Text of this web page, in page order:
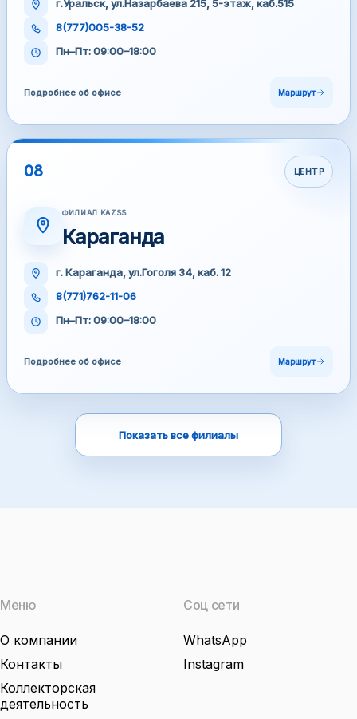
г.Уральск, ул.Назарбаева 215, 5-этаж, каб.515
8(777)005-38-52
Пн–Пт: 09:00–18:00
Подробнее об офисе Маршрут
08 ЦЕНТР
ФИЛИАЛ KAZSS
Караганда
г. Караганда, ул.Гоголя 34, каб. 12
8(771)762-11-06
Пн–Пт: 09:00–18:00
Подробнее об офисе Маршрут
Показать все филиалы
Соц сети
WhatsApp
Instagram
Меню
О компании
Контакты
Коллекторская
деятельность